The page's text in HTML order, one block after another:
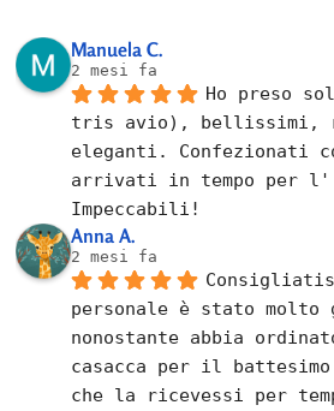
Manuela C.
2 mesi fa
Ho preso
tris avio), bellissimi,
eleganti. Confezionati
arrivati in tempo per l'
Impeccabili!
Anna A.
2 mesi fa
personale è stato molto
nonostante abbia
casacca per il
che la ricevessi per